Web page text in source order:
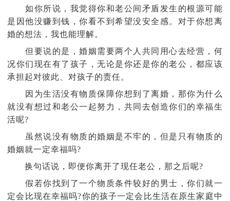
如你所说，我觉得你和老公间矛盾发生的根源可能
是因他没赚到钱，你看不到希望没安全感。对于你想离
婚的想法，我也能理解。
但要说的是，婚姻需要两个人共同用心去经营，何
况你们现在有了孩子，无论是你还是你的老公，都应该
承担起对彼此、对孩子的责任。
因为生活没有物质保障你想到了离婚，那你为什么
就没有想过和老公一起努力，共同去创造你们的幸福生
活呢?
虽然说没有物质的婚姻是不牢的，但是只有物质的
婚姻就一定幸福吗?
换句话说，即便你离开了现任老公，那之后呢?
假若你找到了一个物质条件较好的男士，你们就一
定会比现在幸福吗?你的孩子一定会比生活在原生家庭中